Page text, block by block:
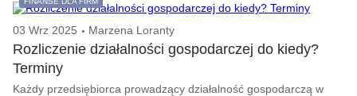
03 Wrz 2025 Marzena Loranty
Rozliczenie działalności gospodarczej do kiedy?
Terminy
Każdy przedsiębiorca prowadzący działalność gospodarczą w